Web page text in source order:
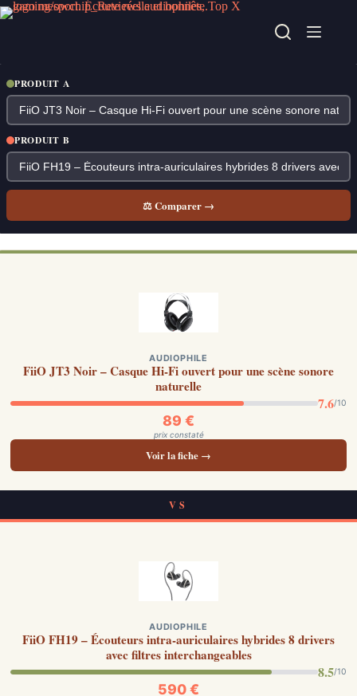
Passer
au
PRODUIT A
PRODUIT B
⚖ Comparer →
AUDIOPHILE
FiiO JT3 Noir – Casque Hi-Fi ouvert pour une scène sonore
naturelle
7.6/10
89 €
prix constaté
Voir la fiche →
VS
AUDIOPHILE
FiiO FH19 – Écouteurs intra-auriculaires hybrides 8 drivers
avec filtres interchangeables
8.5/10
590 €